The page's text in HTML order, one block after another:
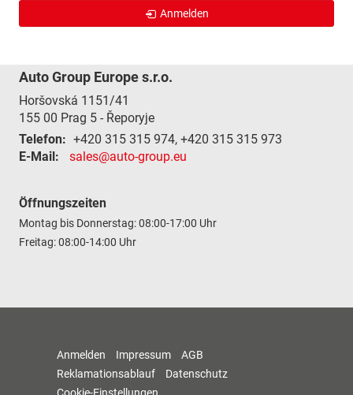
Anmelden
Auto Group Europe s.r.o.
Horšovská 1151/41
155 00 Prag 5 - Řeporyje
Telefon: +420 315 315 974, +420 315 315 973
E-Mail:
sales@auto-group.eu
Öffnungszeiten
Montag bis Donnerstag: 08:00-17:00 Uhr
Freitag: 08:00-14:00 Uhr
Anmelden Impressum
AGB
Reklamationsablauf
Datenschutz